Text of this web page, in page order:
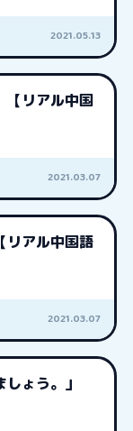
2021.05.13
【リアル中国
2021.03.07
リアル中国語
2021.03.07
ょう。」